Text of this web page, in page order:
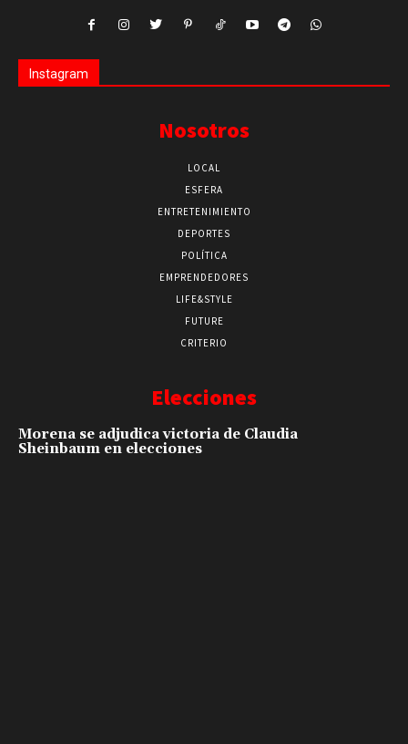
Instagram
Nosotros
LOCAL
ESFERA
ENTRETENIMIENTO
DEPORTES
POLÍTICA
EMPRENDEDORES
LIFE&STYLE
FUTURE
CRITERIO
Elecciones
Morena se adjudica victoria de Claudia
Sheinbaum en elecciones